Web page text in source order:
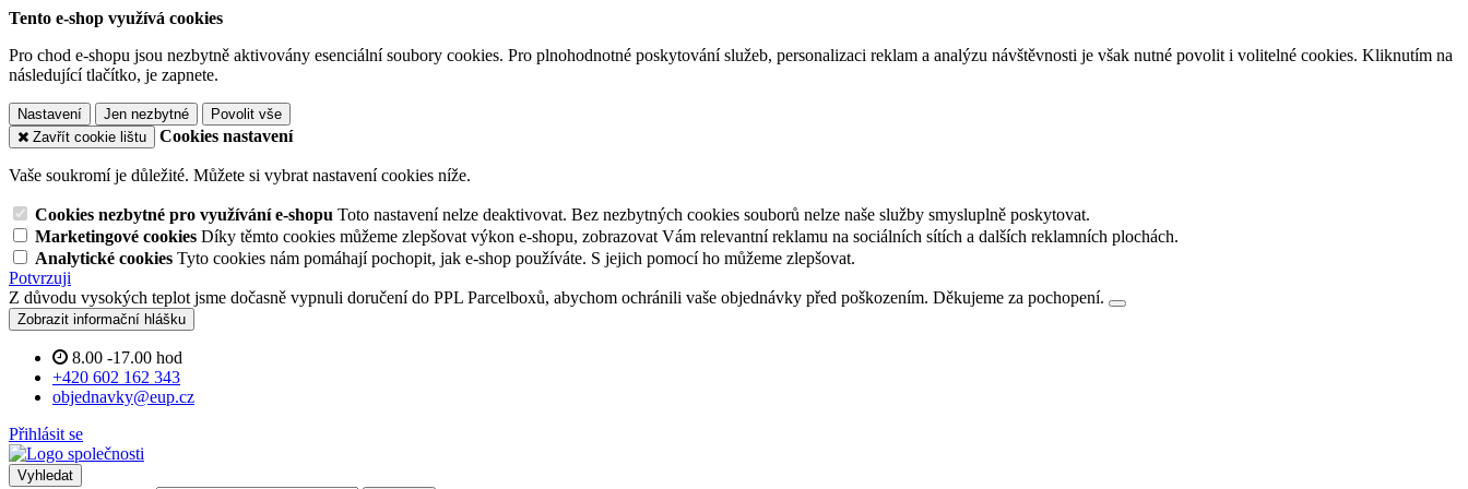
Tento e-shop využívá cookies
Pro chod e-shopu jsou nezbytně aktivovány esenciální soubory cookies. Pro plnohodnotné poskytování služeb, personalizaci reklam a analýzu návštěvnosti je však nutné povolit i volitelné cookies. Kliknutím na
následující tlačítko, je zapnete.
Nastavení Jen nezbytné
Povolit vše
Zavřít cookie lištu
Cookies nastavení
Vaše soukromí je důležité. Můžete si vybrat nastavení cookies níže.
Cookies nezbytné pro využívání e-shopu Toto nastavení nelze deaktivovat. Bez nezbytných cookies souborů nelze naše služby smysluplně poskytovat.
Marketingové cookies Díky těmto cookies můžeme zlepšovat výkon e-shopu, zobrazovat Vám relevantní reklamu na sociálních sítích a dalších reklamních plochách.
Analytické cookies Tyto cookies nám pomáhají pochopit, jak e-shop používáte. S jejich pomocí ho můžeme zlepšovat.
Potvrzuji
Z důvodu vysokých teplot jsme dočasně vypnuli doručení do PPL Parcelboxů, abychom ochránili vaše objednávky před poškozením. Děkujeme za pochopení.
Zobrazit informační hlášku
8.00 -17.00 hod
+420 602 162 343
objednavky@eup.cz
Přihlásit se
Vyhledat